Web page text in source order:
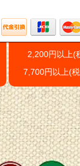
2,200円以上(
7,700円以上(